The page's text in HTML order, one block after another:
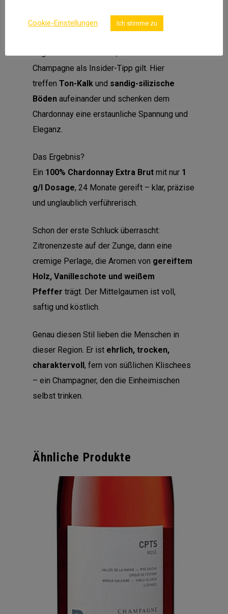
geheimnisvollenCirque de Festigny
Champagne als Insider-Tipp gilt. Hier
treffen Ton-Kalk und sandig-silizische
Böden aufeinander und schenken dem
Chardonnay eine erstaunliche Spannung und
Eleganz.
Das Ergebnis?
Ein 100% Chardonnay Extra Brut mit nur 1
g/l Dosage, 24 Monate gereift – klar, präzise
und unglaublich verführerisch.
Schon der erste Schluck überrascht:
Zitronenzeste auf der Zunge, dann eine
cremige Perlage, die Aromen von gereiftem
Holz, Vanilleschote und weißem
Pfeffer trägt. Der Mittelgaumen ist voll,
saftig und köstlich.
Genau diesen Stil lieben die Menschen in
dieser Region. Er ist ehrlich, trocken,
charaktervoll , fern von süßlichen Klischees
– ein Champagner, den die Einheimischen
selbst trinken.
Ähnliche Produkte
Cookie-Einstellungen Ich stimme zu